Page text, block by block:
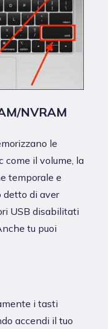
NVRAM
le
come il volume, la
temporale e
detto di aver
USB disabilitati
tu puoi
i tasti
accendi il tuo